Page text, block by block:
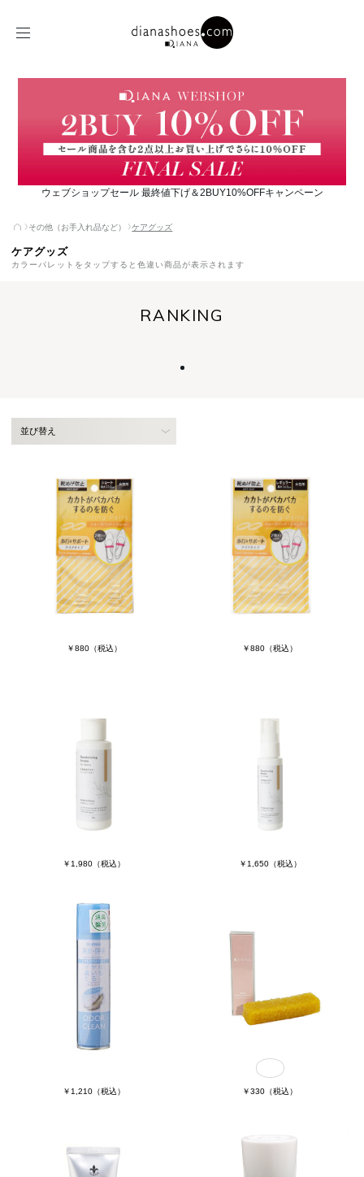
ウェブショップセール 最終値下げ＆2BUY10%OFFキャンペーン
その他（お手入れ品など） ケアグッズ
ケアグッズ
カラーパレットをタップすると色違い商品が表示されます
RANKING
並び替え
￥880（税込） ￥880 （税込）
￥1,980 （税込） ￥1,650（税込）
￥1,210 （税込） ￥330 （税込）